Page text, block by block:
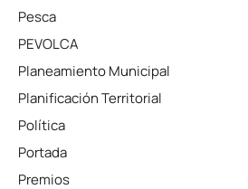
Pesca
PEVOLCA
Planeamiento Municipal
Planificación Territorial
Política
Portada
Premios